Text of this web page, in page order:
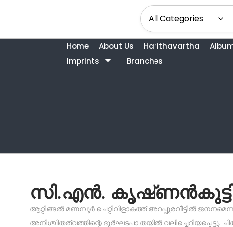
Home About Us Harithavartha
Imprints
Branches
സി.എൻ. കൃഷ്‌ണൻകുട്ടി
ആറ്റിങ്ങൽ മണമ്പൂർ ചെറ്റിവിളാകത്ത് അറപ്പുരവീട്ടിൽ
അനിശ്ചിതത്വത്തിന്റെ ദുർഘടപാ തയിൽ വലിച്ചെറിയപ്പെട്ടു.